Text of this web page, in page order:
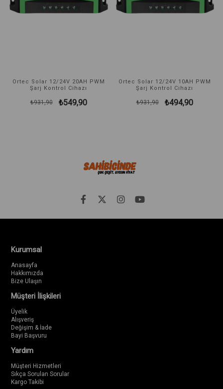
Ortec Solar 12/24V 20AH PWM
Şarj Kontrol Cihazı
₺549,90
₺931,90
Ortec Solar 12/24V 10AH PWM
Şarj Kontrol Cihazı
₺494,90
₺931,90
Kurumsal
Anasayfa
Hakkımızda
Bize Ulaşın
Müşteri İlişkileri
Üyelik
Alışveriş
Değişim & İade
Bayi Başvuru
Yardım
Müşteri Hizmetleri
Sıkça Sorulan Sorular
Kargo Takibi